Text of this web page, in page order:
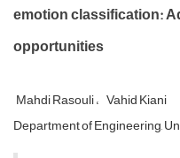
emotion classification:
opportunities
Mahdi Rasouli Vahid Kiani
Department of Engineering,